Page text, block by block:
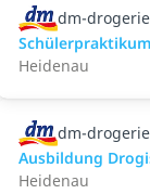
dm-
Heidenau
dm-
Ausbildung
Heidenau